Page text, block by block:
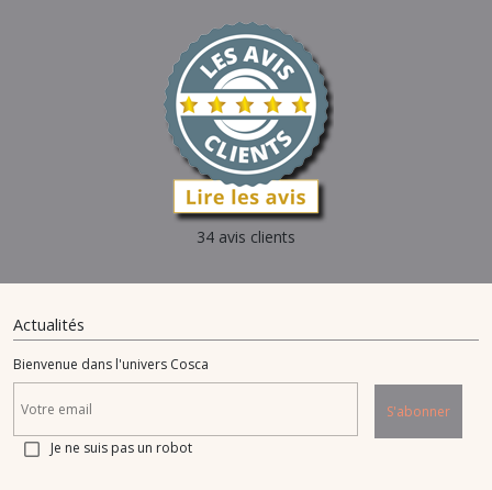
34 avis clients
Actualités
Bienvenue dans l'univers Cosca
S'abonner
Je ne suis pas un robot